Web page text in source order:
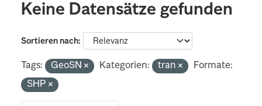
Keine Datensätze gefunden
Sortieren nach
Tags: GeoSN Kategorien: tran
Formate:
SHP